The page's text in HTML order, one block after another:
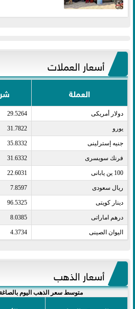
أسعار العملات
العملة
دولار أمريكى​ 29.5264
يورو​ 31.7822
جنيه إسترلينى​ 35.8332
فرنك سويسرى​ 31.6332
100 ين يابانى​ 22.6031
ريال سعودى​ 7.8597
دينار كويتى​ 96.5325
درهم اماراتى​ 8.0385
اليوان الصينى​ 4.3734
أسعار الذهب
متوسط سعر الذهب اليوم